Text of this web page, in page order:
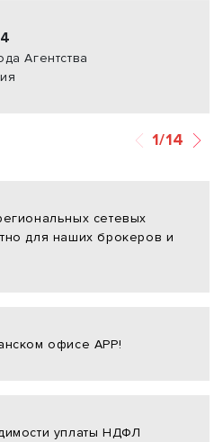
Агентства
1/14
сетевых
для наших брокеров и
офисе АРР!
уплаты НДФЛ